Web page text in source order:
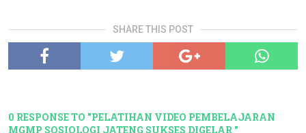
SHARE THIS POST
0 RESPONSE TO "PELATIHAN VIDEO PEMBELAJARAN
MGMP SOSIOLOGI JATENG SUKSES DIGELAR "